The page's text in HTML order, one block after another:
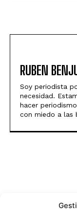
RUBEN
Soy periodista
necesidad.
hacer
con miedo a las